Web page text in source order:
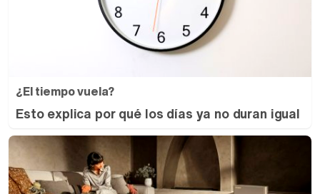
¿El tiempo vuela?
Esto explica por qué los días ya no duran igual